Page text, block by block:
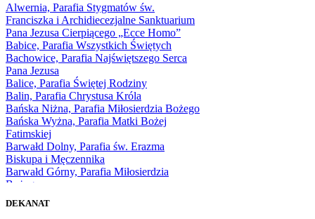
1968
1969
1970
1971
1972
1973
1974
1975
1976
1977
1978
1979
1980
1981
1983
Alwernia, Parafia Stygmatów św.
Franciszka i Archidiecezjalne Sanktuarium
Pana Jezusa Cierpiącego „Ecce Homo”
Babice, Parafia Wszystkich Świętych
Bachowice, Parafia Najświętszego Serca
Pana Jezusa
Balice, Parafia Świętej Rodziny
Balin, Parafia Chrystusa Króla
Bańska Niżna, Parafia Miłosierdzia Bożego
Bańska Wyżna, Parafia Matki Bożej
Fatimskiej
Barwałd Dolny, Parafia św. Erazma
Biskupa i Męczennika
Barwałd Górny, Parafia Miłosierdzia
Bożego
Bęczarka, Parafia Matki Boskiej
DEKANAT